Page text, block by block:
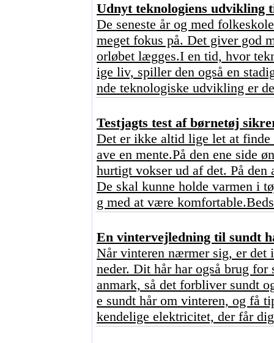
Udnyt teknologiens
De seneste år og med
meget fokus på. Det giver god
orløbet lægges.I en tid, hvor
ige liv, spiller den også en
nde teknologiske udvikling er
Testjagts test af børnetøj
Det er ikke altid lige let at
ave en mente.På den ene side
hurtigt vokser ud af det. På
De skal kunne holde varmen i
g med at være
En vintervejledning til sundt
Når vinteren nærmer sig, er det
neder. Dit hår har også brug
anmark, så det forbliver sundt
e sundt hår om vinteren, og få
kendelige elektricitet, der får